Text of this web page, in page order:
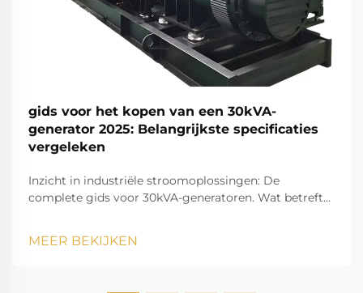
gids voor het kopen van een 30kVA-
generator 2025: Belangrijkste specificaties
vergeleken
Inzicht in industriële stroomoplossingen: De
complete gids voor 30kVA-generatoren. Wat betreft
upsysteem is een 30kVA-generator een veelzijdige
MEER BEKIJKEN